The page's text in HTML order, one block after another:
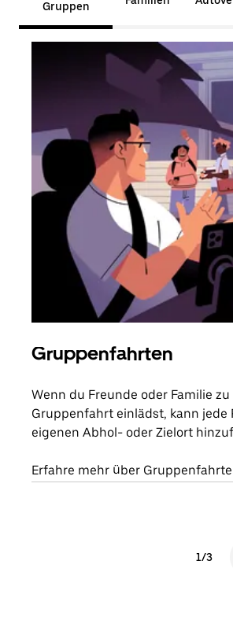
Gruppen
Gruppenfahrten
Wenn du Freunde oder Familie
Gruppenfahrt einlädst, kann jede
eigenen Abhol- oder Zielort
Erfahre mehr über
1/3